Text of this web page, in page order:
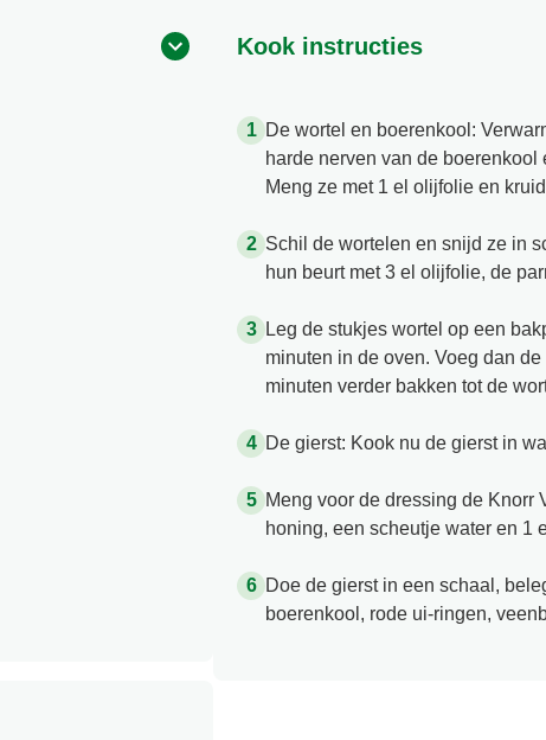
Kook instructies
De wortel en boerenkool:
harde nerven van de
Meng ze met 1 el olijfolie en
Schil de wortelen en snijd ze in
hun beurt met 3 el olijfolie, de
Leg de stukjes wortel op een
minuten in de oven. Voeg dan
minuten verder bakken tot de
De gierst: Kook nu de gierst in
Meng voor de dressing de
honing, een scheutje water en 1
Doe de gierst in een schaal,
boerenkool, rode ui-ringen,